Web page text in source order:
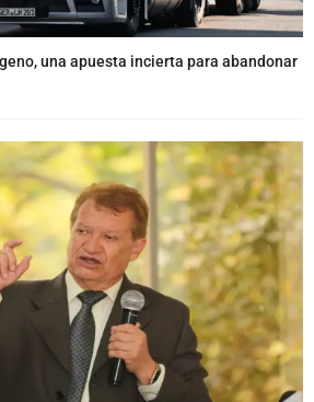
una apuesta incierta para abandonar